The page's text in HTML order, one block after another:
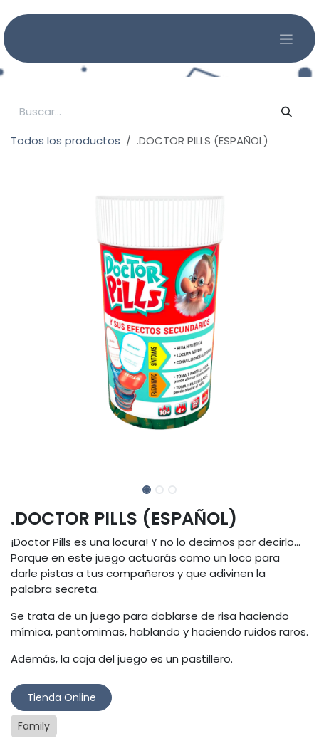
Todos los productos .DOCTOR PILLS (ESPAÑOL)
.DOCTOR PILLS (ESPAÑOL)
¡Doctor Pills es una locura! Y no lo decimos por decirlo...
Porque en este juego actuarás como un loco para
darle pistas a tus compañeros y que adivinen la
palabra secreta.
Se trata de un juego para doblarse de risa haciendo
mímica, pantomimas, hablando y haciendo ruidos raros.
Además, la caja del juego es un pastillero.
Tienda Online​
Family